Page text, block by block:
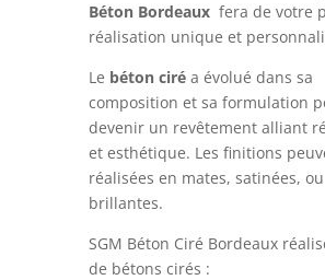
Béton Bordeauxfera de votre
réalisation unique et
Le béton ciréa évolué dans sa
composition et sa formulation
devenir un revêtement alliant
et esthétique. Les finitions
réalisées en mates, satinées, ou
brillantes.
SGM Béton Ciré Bordeaux
de bétons cirés :